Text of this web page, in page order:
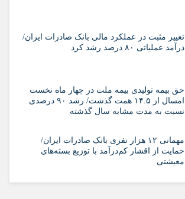
تغییر مثبت در عملکرد مالی بانک صادرات ایران/
درآمد عملیاتی ۸۰ درصد رشد کرد
حق بیمه تولیدی بیمه ملت در چهار ماه نخست
امسال از ۱۴.۵ همت گذشت/ رشد ۹۰ درصدی
نسبت به مدت مشابه سال گذشته
مهمانی ۱۲ هزار نفری بانک صادرات ایران/
حمایت از اقشار کم‌درآمد با توزیع بسته‌های
معیشتی